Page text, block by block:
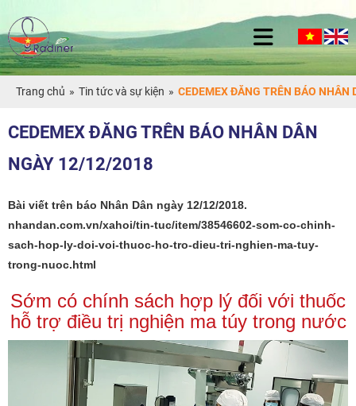
Trang chủ » Tin tức và sự kiện » CEDEMEX ĐĂNG TRÊN BÁO
CEDEMEX ĐĂNG TRÊN BÁO NHÂN DÂN
NGÀY 12/12/2018
Bài viết trên báo Nhân Dân ngày 12/12/2018.
nhandan.com.vn/xahoi/tin-tuc/item/38546602-som-co-chinh-
sach-hop-ly-doi-voi-thuoc-ho-tro-dieu-tri-nghien-ma-tuy-
trong-nuoc.html
Sớm có chính sách hợp lý đối với thuốc
hỗ trợ điều trị nghiện ma túy trong nước